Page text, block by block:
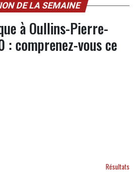
DE LA SEMAINE
à Oullins-Pierre-
: comprenez-vous ce
Résultats